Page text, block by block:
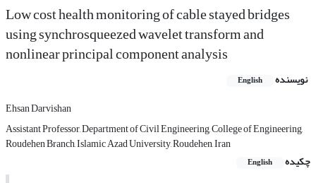
Low cost health monitoring of cable stayed bridges
using synchrosqueezed wavelet transform and
nonlinear principal component analysis
نویسنده English
Ehsan Darvishan
Assistant Professor, Department of Civil Engineering, College of Engineering,
Roudehen Branch, Islamic Azad University, Roudehen, Iran
چکیده
English